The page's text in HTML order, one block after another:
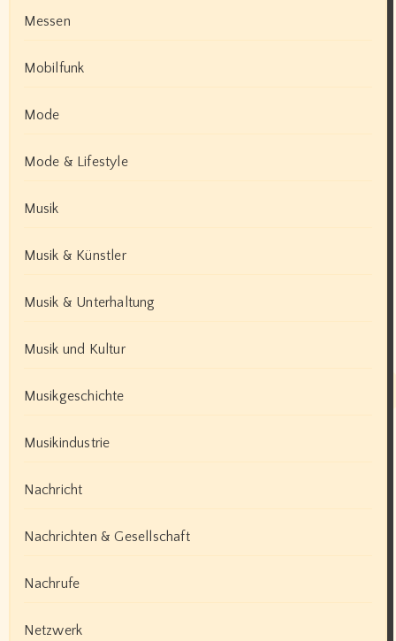
Messen
Mobilfunk
Mode
Mode & Lifestyle
Musik
Musik & Künstler
Musik & Unterhaltung
Musik und Kultur
Musikgeschichte
Musikindustrie
Nachricht
Nachrichten & Gesellschaft
Nachrufe
Netzwerk